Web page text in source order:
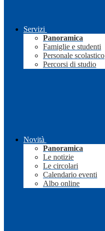
Servizi
Panoramica
Famiglie e studenti
Personale scolastico
Percorsi di studio
Novità
Panoramica
Le notizie
Le circolari
Calendario eventi
Albo online